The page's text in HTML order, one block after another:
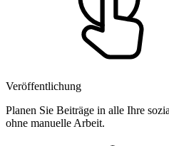
Veröffentlichung
Planen Sie Beiträge in alle Ihre
ohne manuelle Arbeit.